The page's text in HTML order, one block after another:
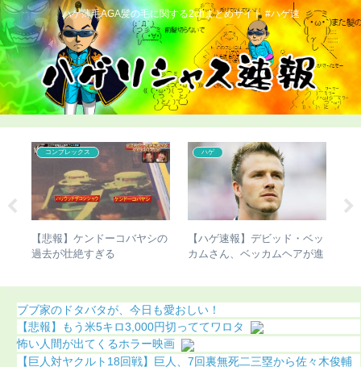
ハゲ薄毛AGA髪の毛に関する2chまとめサイト #ハゲ速
コンプレックス
【悲報】ケンドーコバヤシの
過去が壮絶すぎる
ハゲ
【ハゲ速報】デビッド・ベッ
カムさん、ベッカムヘアが進
ブブ家のドタバタが、今日も愛おしい！
【悲報】もう米5キロ3,000円切っててワロタ
怖い人間が出てくるホラー映画
【巨人対ヤクルト18回戦】巨人、7回裏無死二三塁から佐々木俊輔